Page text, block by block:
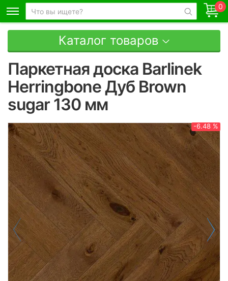
0
Каталог товаров
Паркетная доска Barlinek
Herringbone Дуб Brown
sugar 130 мм
-6.48 %